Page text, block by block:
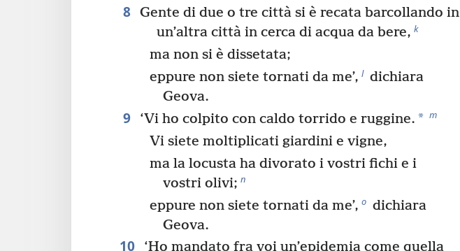
8 Gente di due o tre città si è recata barcollando in
un’altra città in cerca di acqua da bere, k
ma non si è dissetata;
eppure non siete tornati da me’, l dichiara
Geova.
9 ‘Vi ho colpito con caldo torrido e ruggine. * m
Vi siete moltiplicati giardini e vigne,
ma la locusta ha divorato i vostri fichi e i
vostri olivi; n
eppure non siete tornati da me’, o dichiara
Geova.
10 ‘Ho mandato fra voi un’epidemia come quella